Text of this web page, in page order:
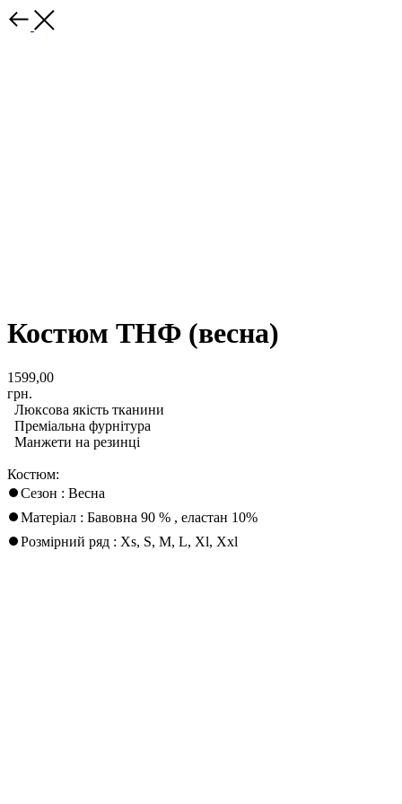
Костюм ТНФ (весна)
1599,00
грн.
Люксова якість тканини
Преміальна фурнітура
Манжети на резинці
Костюм:
⏺Сезон : Весна
⏺Матеріал : Бавовна 90 % , еластан 10%
⏺Розмірний ряд : Xs, S, M, L, Xl, Xxl